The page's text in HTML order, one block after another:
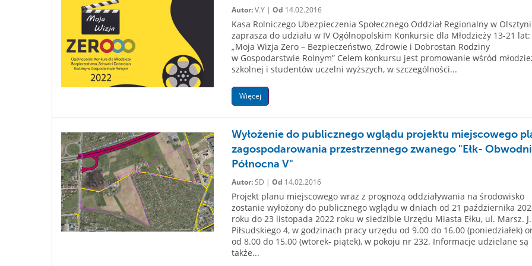
Autor:V.Y | Od 14.02.2016
Kasa Rolniczego Ubezpieczenia Społecznego Oddział Regionalny w
zaprasza do udziału w IV Ogólnopolskim Konkursie dla Młodzieży 13-21 lat:
„Moja Wizja Zero – Bezpieczeństwo, Zdrowie i Dobrostan Rodziny
w Gospodarstwie Rolnym” Celem konkursu jest promowanie wśród
szkolnej i studentów uczelni wyższych, w szczególności...
Więcej
Wyłożenie do publicznego wglądu projektu miejscowego
zagospodarowania przestrzennego zwanego "Ełk-
Północna V"
Autor:SD | Od 14.02.2016
Projekt planu miejscowego wraz z prognozą oddziaływania na środowisko
zostanie wyłożony do publicznego wglądu w dniach od 21 października
roku do 23 listopada 2022 roku w siedzibie Urzędu Miasta Ełku, ul. Marsz. J.
Piłsudskiego 4, w godzinach pracy urzędu od 9.00 do 16.00 (poniedziałek)
od 8.00 do 15.00 (wtorek- piątek), w pokoju nr 232. Informacje udzielane są
także...